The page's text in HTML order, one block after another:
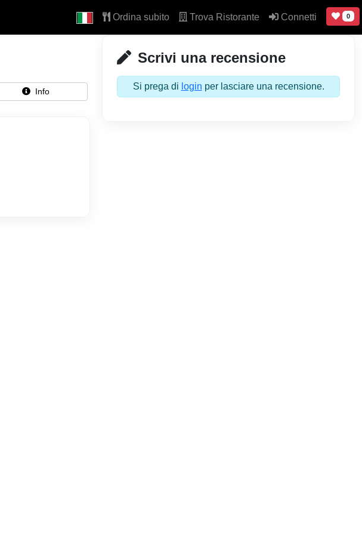
Ordina subito Trova Ristorante Connetti 0
Info
Scrivi una recensione
Si prega di login per lasciare una recensione.